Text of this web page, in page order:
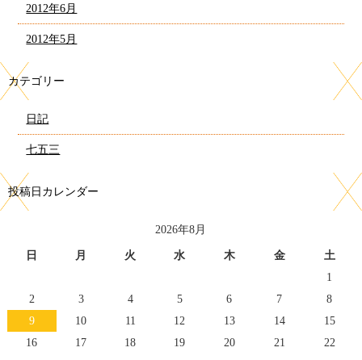
2012年6月
2012年5月
カテゴリー
日記
七五三
投稿日カレンダー
2026年8月
日 月 火 水 木 金
土
1
2
3 4 5 6 7
8
9
10 11 12 13 14
15
16
17 18 19 20 21
22